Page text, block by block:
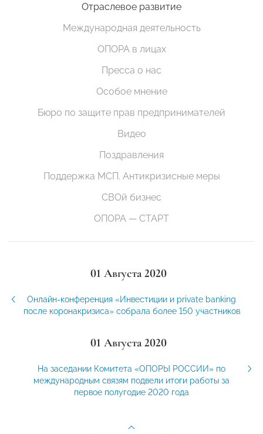
Отраслевое развитие
Международная деятельность
ОПОРА в лицах
Пресса о нас
Особое мнение
Бюро по защите прав предпринимателей
Видео
Поздравления
Поддержка МСП. Антикризисные меры
СВОй бизнес
ОПОРА — СТАРТ
01 Августа 2020
Онлайн-конференция «Инвестиции и private banking
после коронакризиса» собрала более 150 участников
01 Августа 2020
На заседании Комитета «ОПОРЫ РОССИИ» по
международным связям подвели итоги работы за
первое полугодие 2020 года